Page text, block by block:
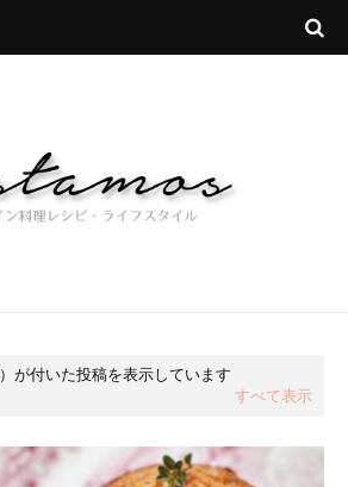
）が付いた投稿を表示しています
すべて表示